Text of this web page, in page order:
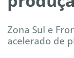
Zona Sul e
acelerado de